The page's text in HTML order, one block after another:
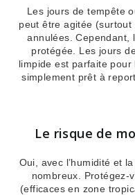
Les jours de tempête
peut être agitée
annulées. Cependant,
protégée. Les jours
limpide est parfaite
simplement prêt à
Le risque de
Oui, avec l’humidité et
nombreux. Protégez-
(efficaces en zone